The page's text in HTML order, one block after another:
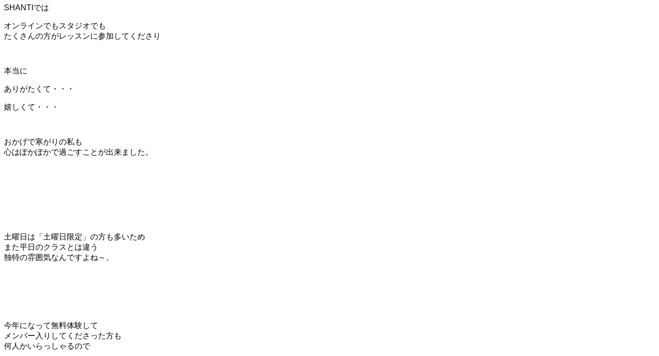
SHANTIでは
オンラインでもスタジオでも
たくさんの方がレッスンに参加してくださり
本当に
ありがたくて・・・
嬉しくて・・・
おかげで寒がりの私も
心はぽかぽかで過ごすことが出来ました。
土曜日は「土曜日限定」の方も多いため
また平日のクラスとは違う
独特の雰囲気なんですよね～。
今年になって無料体験して
メンバー入りしてくださった方も
何人かいらっしゃるので